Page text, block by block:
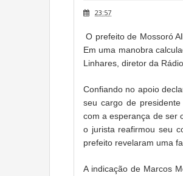
23:57
O prefeito de Mossoró
Em uma manobra
Linhares, diretor da
Confiando no apoio
seu cargo de
com a esperança de ser
o jurista reafirmou seu
prefeito revelaram uma
A indicação de Marcos